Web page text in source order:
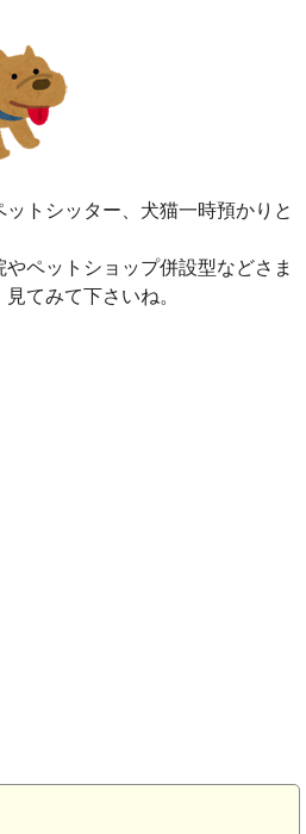
トシッター、犬猫一時預かりと
ペットショップ併設型などさま
てみて下さいね。